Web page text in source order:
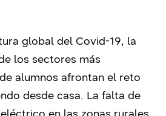
global del Covid-19, la
los sectores más
alumnos afrontan el reto
desde casa. La falta de